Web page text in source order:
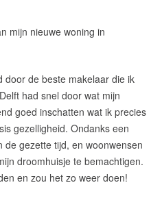
kansen voor starters op
woningmarkt
blog vanVincent de Vos
mijn nieuwe woning in
door de beste makelaar die ik
had snel door wat mijn
goed inschatten wat ik precies
gezelligheid. Ondanks een
de gezette tijd, en woonwensen
droomhuisje te bemachtigen.
en zou het zo weer doen!